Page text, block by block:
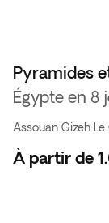
Best seller
Pyramides
Égypte en 8
Assouan·Gizeh·
À partir de